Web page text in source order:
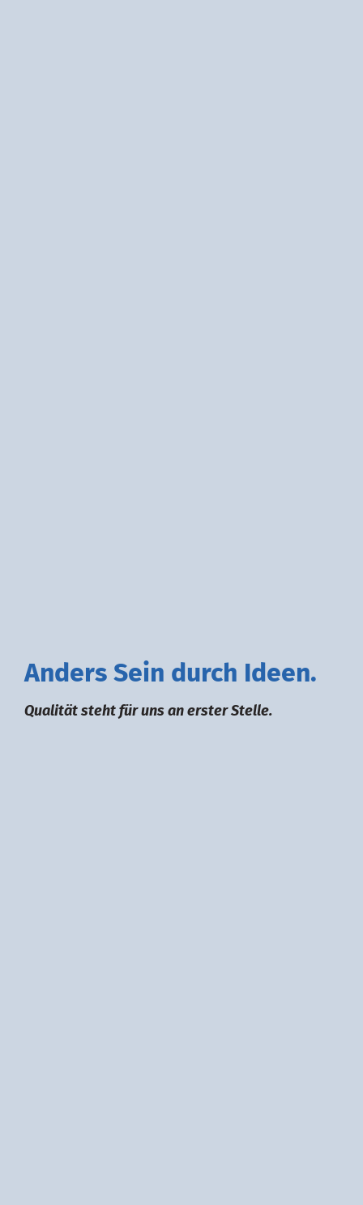
Anders Sein durch deen.
Qualität steht für uns an erster Stelle.